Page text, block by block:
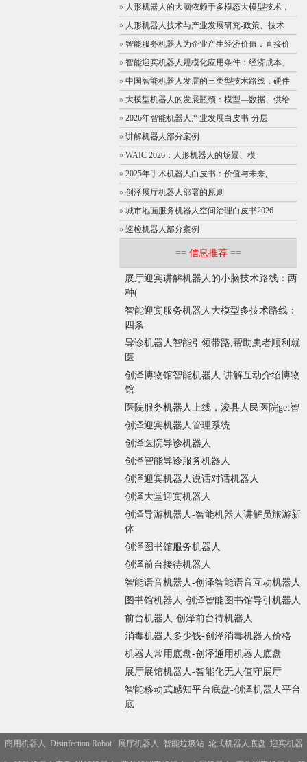
» 人形机器人的大脑依赖于多模态大模型技术，
» 人形机器人技术与产业发展研究-政策、技术
» 智能服务机器人为企业产生经济价值：直接价
» 智能迎宾机器人规模化应用条件：经济成本、
» 中国智能机器人发展的三类型技术路线：硬件
» 大模型机器人的发展瓶颈：模型—数据、供给
» 2026年智能机器人产业发展白皮书-分层
» 讲解机器人部分案例
» WAIC 2026：人形机器人的场景、模
» 2025年手术机器人白皮书：价值与未来,
» 创泽展厅机器人部署的原则
» 城市地面服务机器人空间治理白皮书2026
» 巡检机器人部分案例
== 信息推荐==
展厅迎宾讲解机器人的小脑技术路线：两
种(
智能迎宾服务机器人大模型多技术路线：
四条
导诊机器人智能引领带路,帮助患者顺利就
医
创泽博物馆智能机器人 讲解互动介绍博物
馆
医院服务机器人上线，浚县人民医院get智
创泽迎宾机器人管理系统
创泽医院导诊机器人
创泽智能导诊服务机器人
创泽迎宾机器人说话对话机器人
创泽大堂迎宾机器人
创泽导游机器人-智能机器人讲解员旅游新
体
创泽图书馆服务机器人
创泽前台接待机器人
智能语音机器人-创泽智能语音互动机器人
图书馆机器人-创泽智能图书馆导引机器人
前台机器人-创泽前台待机器人
消毒机器人多少钱-创泽消毒机器人价格
机器人常用底盘-创泽通用机器人底盘
展厅展馆机器人-智能化无人值守展厅
智能移动式感知平台底盘-创泽机器人平台
底
商用机器人 Disinfection Robot 展厅机器人 智能垃圾站 轮式机器人底盘 迎宾机器